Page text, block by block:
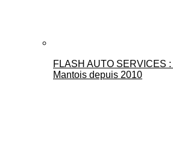
FLASH AUTO SERVICES
Mantois depuis 2010